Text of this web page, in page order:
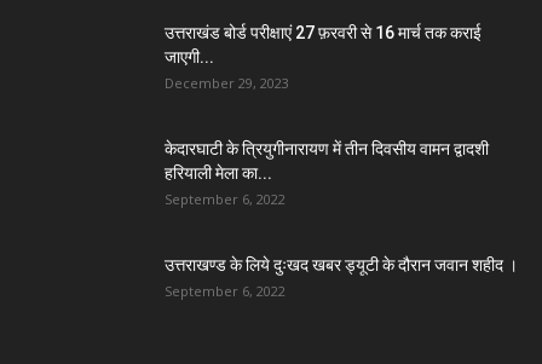
उत्तराखंड बोर्ड परीक्षाएं 27 फ़रवरी से 16 मार्च तक कराई
जाएगी...
December 29, 2023
केदारघाटी के त्रियुगीनारायण में तीन दिवसीय वामन द्वादशी
हरियाली मेला का...
September 6, 2022
उत्तराखण्ड के लिये दुःखद खबर ड्यूटी के दौरान जवान शहीद ।
September 6, 2022